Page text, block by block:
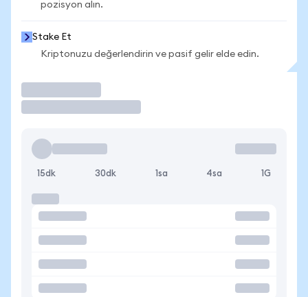
pozisyon alın.
Stake Et
Kriptonuzu değerlendirin ve pasif gelir elde edin.
15dk 30dk 1sa 4sa 1G